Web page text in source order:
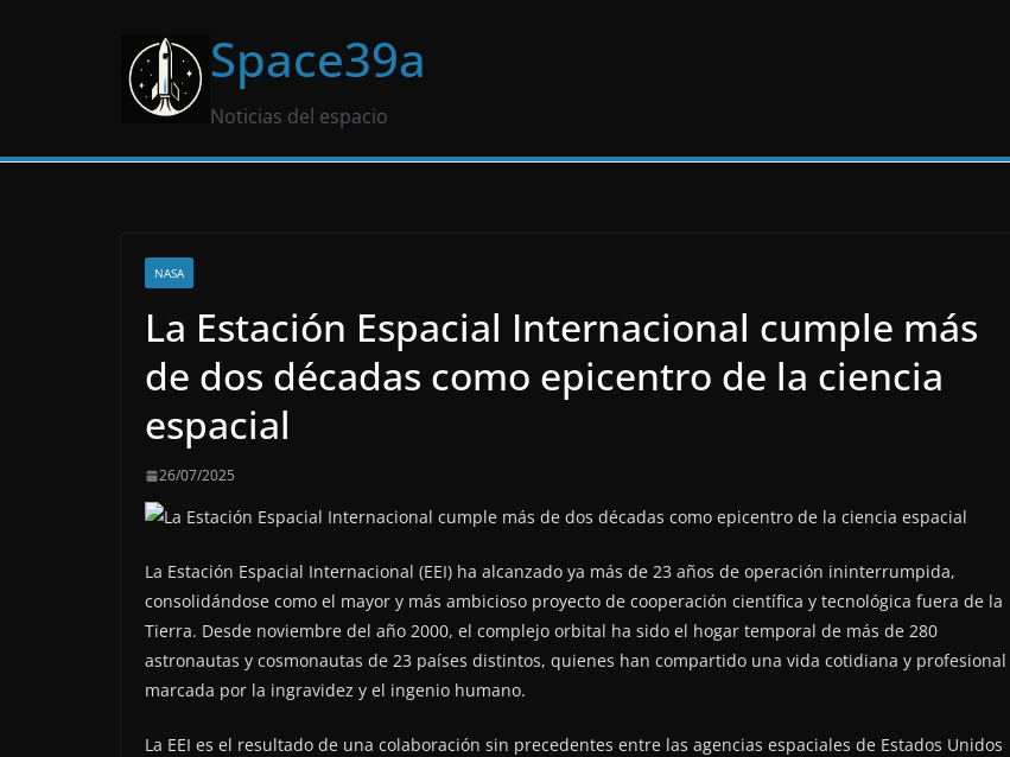
Space39a
Noticias del espacio
NASA
La Estación Espacial Internacional cumple más
de dos décadas como epicentro de la ciencia
espacial
26/07/2025
La Estación Espacial Internacional (EEI) ha alcanzado ya más de 23 años de operación ininterrumpida,
consolidándose como el mayor y más ambicioso proyecto de cooperación científica y tecnológica fuera de la
Tierra. Desde noviembre del año 2000, el complejo orbital ha sido el hogar temporal de más de 280
astronautas y cosmonautas de 23 países distintos, quienes han compartido una vida cotidiana y profesional
marcada por la ingravidez y el ingenio humano.
La EEI es el resultado de una colaboración sin precedentes entre las agencias espaciales de Estados Unidos